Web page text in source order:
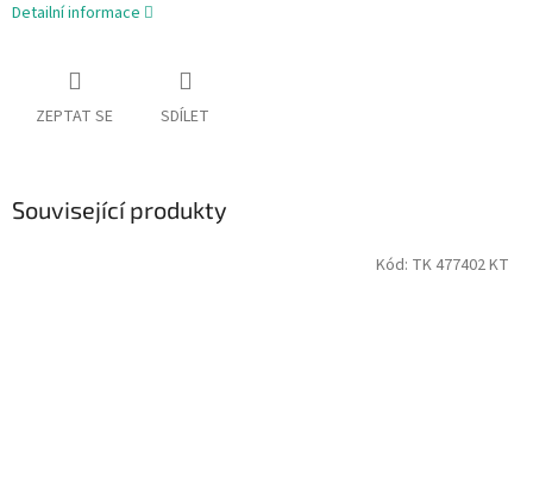
Detailní informace
ZEPTAT SE SDÍLET
Související produkty
Kód: TK 477402 KT